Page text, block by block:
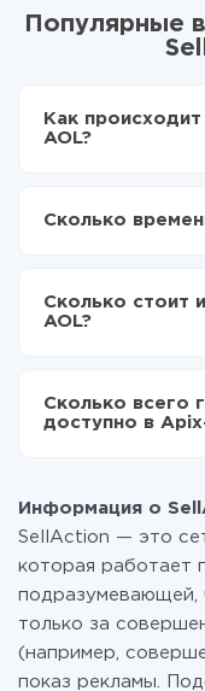
Популярные
Как
AOL?
Выбираете
Теперь данные
передаваться
Сколько
отличаться и
среднем
Сколько стоит
AOL?
функционал. Вы
данных, которые
перейти на
отарифах
Сколько всего
доступно в
Информация о
SellAction — это
которая работает
подразумевающей,
только за
(например,
показ рекламы.